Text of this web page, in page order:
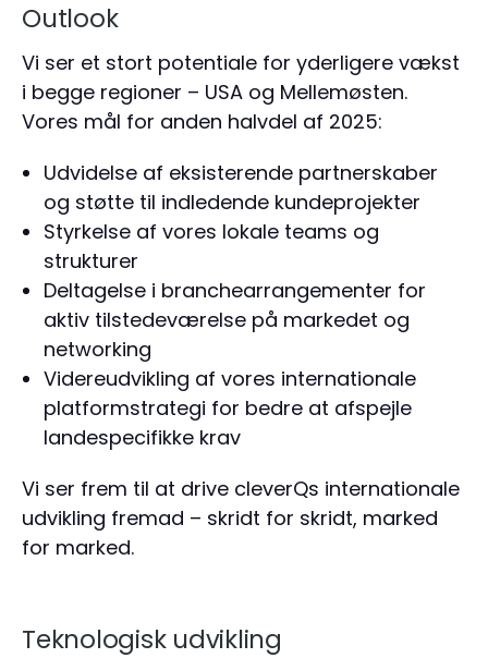
Outlook
Vi ser et stort potentiale for yderligere vækst
i begge regioner – USA og Mellemøsten.
Vores mål for anden halvdel af 2025:
Udvidelse af eksisterende partnerskaber
og støtte til indledende kundeprojekter
Styrkelse af vores lokale teams og
strukturer
Deltagelse i branchearrangementer for
aktiv tilstedeværelse på markedet og
networking
Videreudvikling af vores internationale
platformstrategi for bedre at afspejle
landespecifikke krav
Vi ser frem til at drive cleverQs internationale
udvikling fremad – skridt for skridt, marked
for marked.
Teknologisk udvikling